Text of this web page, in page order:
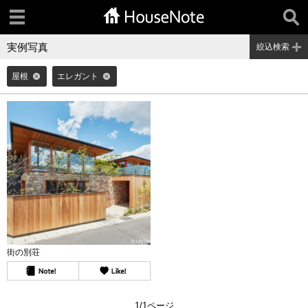
実例写真 絞込検索
屋根 エレガント
街の別荘
1/1ページ